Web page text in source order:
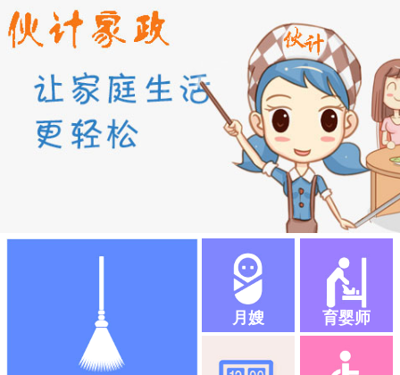
月嫂 育婴师